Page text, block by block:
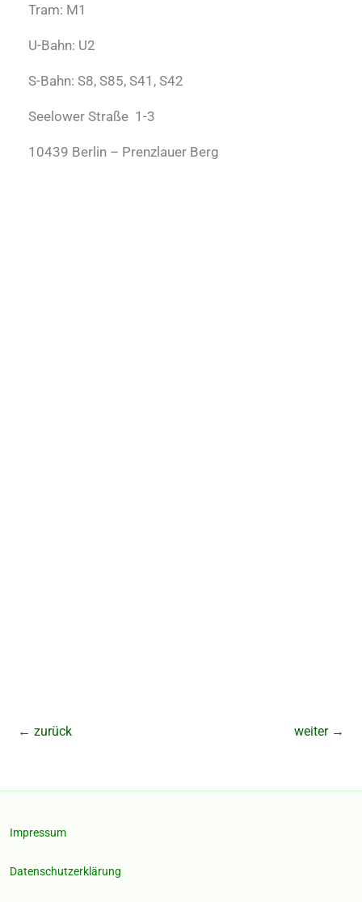
Tram: M1
U-Bahn: U2
S-Bahn: S8, S85, S41, S42
Seelower Straße 1-3
10439 Berlin – Prenzlauer Berg
← zurück weiter →
Impressum
Datenschutzerklärung